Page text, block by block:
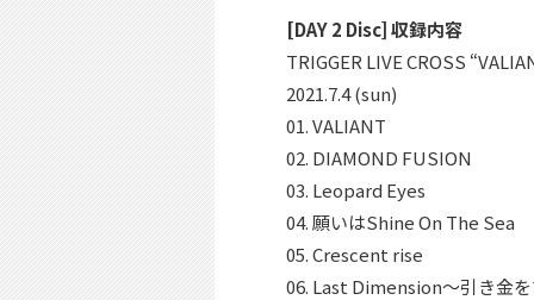
[DAY 2 Disc] 収録内容
TRIGGER LIVE CROSS
2021.7.4 (sun)
01. VALIANT
02. DIAMOND FUSION
03. Leopard Eyes
04. 願いはShine On The Sea
05. Crescent rise
06. Last Dimension～引き金